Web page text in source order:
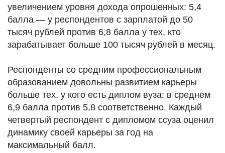
увеличением уровня дохода опрошенных: 5,4
балла — у респондентов с зарплатой до 50
тысяч рублей против 6,8 балла у тех, кто
зарабатывает больше 100 тысяч рублей в месяц.
Респонденты со средним профессиональным
образованием довольны развитием карьеры
больше тех, у кого есть диплом вуза: в среднем
6,9 балла против 5,8 соответственно. Каждый
четвертый респондент с дипломом ссуза оценил
динамику своей карьеры за год на
максимальный балл.